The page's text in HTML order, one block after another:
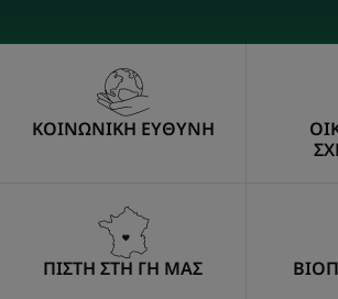
ΚΟΙΝΩΝΙΚΗ ΕΥΘΥΝΗ
ΠΙΣΤΗ ΣΤΗ ΓΗ ΜΑΣ